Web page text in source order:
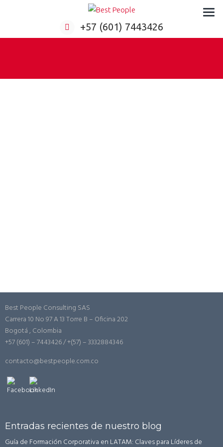
Formación virtual para empresas
+57 (601) 7443426
Best People Consulting SAS
Carrera 10 No 97 A 13 Torre B – Oficina 202
Bogotá , Colombia
+57 (601) – 7443426 / +(57) – 3332884346
contacto@bestpeople.com.co
Entradas recientes de nuestro blog
Guía de Formación Corporativa en LATAM: Claves para Líderes de